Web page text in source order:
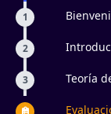
1
2
3 Teoría